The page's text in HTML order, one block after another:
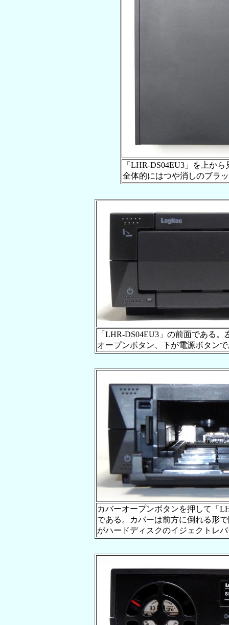
「LHR-DS04EU3」を上か
全体的にはつや消しのブラ
「LHR-DS04EU3」の前面である
オープンボタン、下が電源ボタン
カバーオープンボタンを押して「
である。カバーは前方に倒れる形
がハードディスクのイジェクトレ